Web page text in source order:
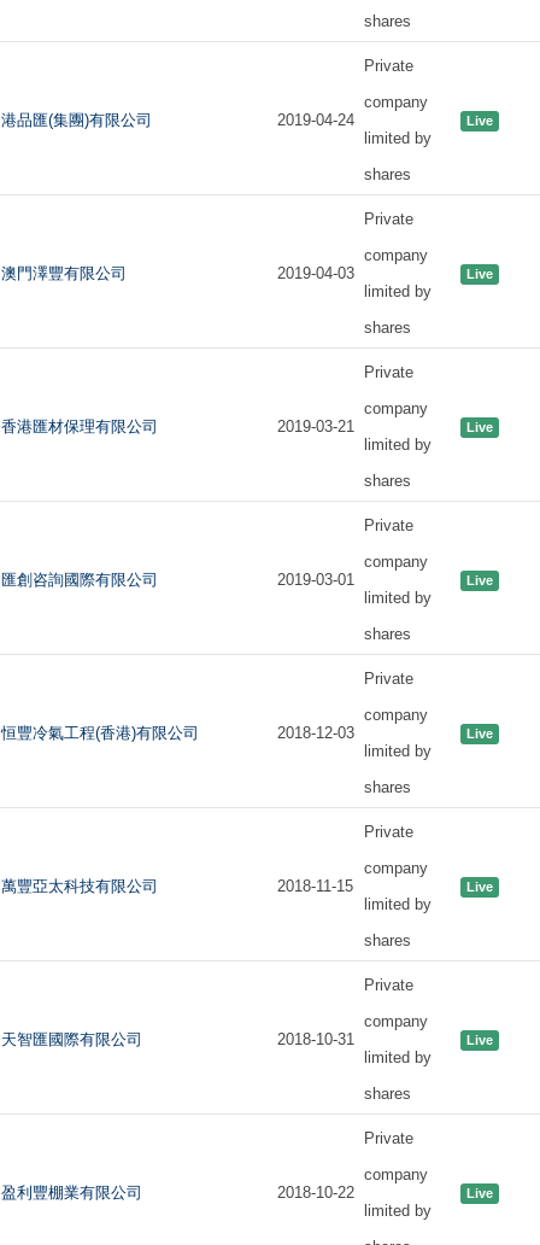
shares
港品匯(集團)有限公司 2019-04-24
Private
company
limited by
shares
Live
澳門澤豐有限公司 2019-04-03
Private
company
limited by
shares
Live
香港匯材保理有限公司 2019-03-21
Private
company
limited by
shares
Live
匯創咨詢國際有限公司 2019-03-01
Private
company
limited by
shares
Live
恒豐冷氣工程(香港)有限公司 2018-12-03
Private
company
limited by
shares
Live
萬豐亞太科技有限公司 2018-11-15
Private
company
limited by
shares
Live
天智匯國際有限公司 2018-10-31
Private
company
limited by
shares
Live
盈利豐棚業有限公司 2018-10-22
Private
company
limited by
Live